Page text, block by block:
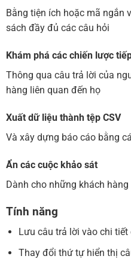
Bằng tiện ích hoặc mã ngắn
sách đầy đủ các câu hỏi
Khám phá các chiến lược
Thông qua câu trả lời của
hàng liên quan đến họ
Xuất dữ liệu thành tệp CSV
Và xây dựng báo cáo bằng
Ẩn các cuộc khảo sát
Dành cho những khách
Tính năng
Lưu câu trả lời vào chi
Thay đổi thứ tự hiển thị